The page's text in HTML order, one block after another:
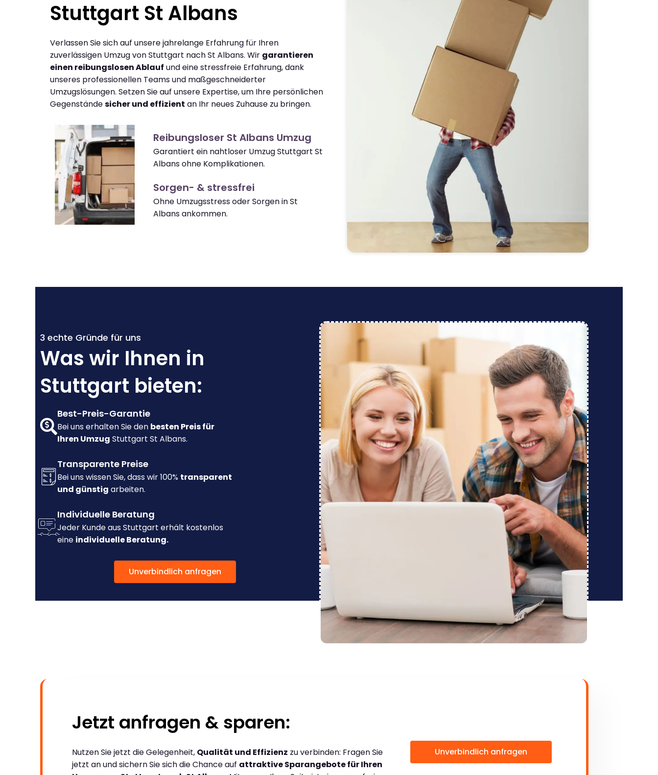
Stuttgart St Albans
Verlassen Sie sich auf unsere jahrelange Erfahrung für Ihren
zuverlässigen Umzug von Stuttgart nach St Albans. Wir garantieren
einen reibungslosen Ablauf und eine stressfreie Erfahrung, dank
unseres professionellen Teams und maßgeschneiderter
Umzugslösungen. Setzen Sie auf unsere Expertise, um Ihre persönlichen
Gegenständesicher und effizient an Ihr neues Zuhause zu bringen.
Reibungsloser St Albans Umzug
Garantiert ein nahtloser Umzug Stuttgart St
Albans ohne Komplikationen.
Sorgen- & stressfrei
Ohne Umzugsstress oder Sorgen in St
Albans ankommen.
3 echte Gründe für uns
Was wir Ihnen in
Stuttgart bieten:
Best-Preis-Garantie
Bei uns erhalten Sie den besten Preis für
Ihren Umzug Stuttgart St Albans.
Transparente Preise
Bei uns wissen Sie, dass wir 100% transparent
und günstig arbeiten.
Individuelle Beratung
Jeder Kunde aus Stuttgart erhält kostenlos
eine individuelle Beratung.
Unverbindlich anfragen
Jetzt anfragen & sparen:
Nutzen Sie jetzt die Gelegenheit, Qualität und Effizienz zu verbinden: Fragen Sie
jetzt an und sichern Sie sich die Chance auf attraktive Sparangebote für Ihren
Unverbindlich anfragen